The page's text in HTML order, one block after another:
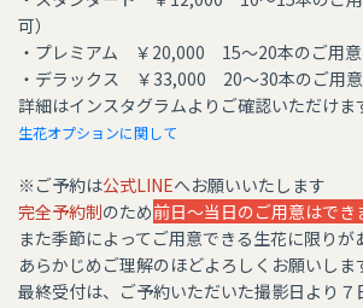
可）
・プレミアム ￥20,000 15〜20本のご用意
・デラックス ￥33,000 20〜30本のご用意
詳細はインスタグラムよりご確認いただけ
生花オプションに関して
※ご予約は公式LINEへお願いいたします
完全予約制のため前日〜当日のご用意はでき
また季節によってご用意できる生花に限りが
あらかじめご理解のほどよろしくお願いしま
最終受付は、ご予約いただいた撮影日より７